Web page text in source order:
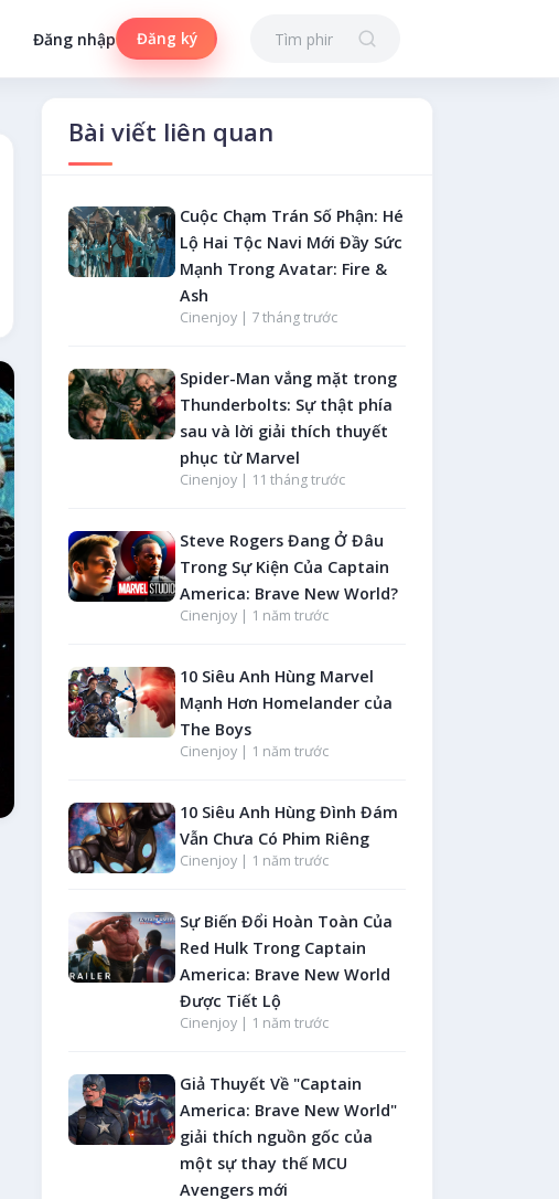
Đăng nhập Đăng ký
Bài viết liên quan
Cuộc Chạm Trán Số Phận: Hé
Lộ Hai Tộc Navi Mới Đầy Sức
Mạnh Trong Avatar: Fire &
Ash
Cinenjoy | 7 tháng trước
Spider-Man vắng mặt trong
Thunderbolts: Sự thật phía
sau và lời giải thích thuyết
phục từ Marvel
Cinenjoy | 11 tháng trước
Steve Rogers Đang Ở Đâu
Trong Sự Kiện Của Captain
America: Brave New World?
Cinenjoy | 1 năm trước
10 Siêu Anh Hùng Marvel
Mạnh Hơn Homelander của
The Boys
Cinenjoy | 1 năm trước
10 Siêu Anh Hùng Đình Đám
Vẫn Chưa Có Phim Riêng
Cinenjoy | 1 năm trước
Sự Biến Đổi Hoàn Toàn Của
Red Hulk Trong Captain
America: Brave New World
Được Tiết Lộ
Cinenjoy | 1 năm trước
Giả Thuyết Về "Captain
America: Brave New World"
giải thích nguồn gốc của
một sự thay thế MCU
Avengers mới